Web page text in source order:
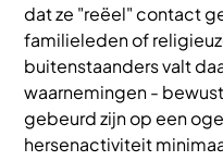
dat ze "reëel" contact
familieleden of
buitenstaanders valt
waarnemingen -
gebeurd zijn op een
hersenactiviteit